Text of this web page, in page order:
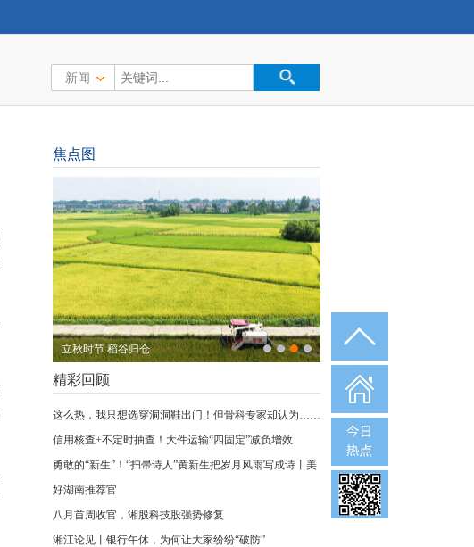
新闻
焦点图
立秋时节 稻谷归仓
精彩回顾
这么热，我只想选穿洞洞鞋出门！但骨科专家却认为……
信用核查+不定时抽查！大件运输“四固定”减负增效
勇敢的“新生”！“扫帚诗人”黄新生把岁月风雨写成诗丨美
好湖南推荐官
八月首周收官，湘股科技股强势修复
湘江论见丨银行午休，为何让大家纷纷“破防”